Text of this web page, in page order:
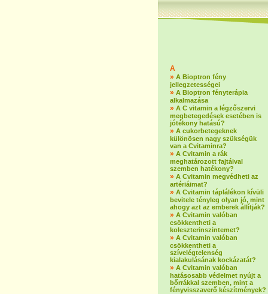
A
» A Bioptron fény
jellegzetességei
» A Bioptron fényterápia
alkalmazása
» A C vitamin a légzőszervi
megbetegedések esetében is
jótékony hatású?
» A cukorbetegeknek
különösen nagy szükségük
van a Cvitaminra?
» A Cvitamin a rák
meghatározott fajtáival
szemben hatékony?
» A Cvitamin megvédheti az
artériáimat?
» A Cvitamin táplálékon kívüli
bevitele tényleg olyan jó, mint
ahogy azt az emberek állítják?
» A Cvitamin valóban
csökkentheti a
koleszterinszintemet?
» A Cvitamin valóban
csökkentheti a
szívelégtelenség
kialakulásának kockázatát?
» A Cvitamin valóban
hatásosabb védelmet nyújt a
bőrrákkal szemben, mint a
fényvisszaverő készítmények?